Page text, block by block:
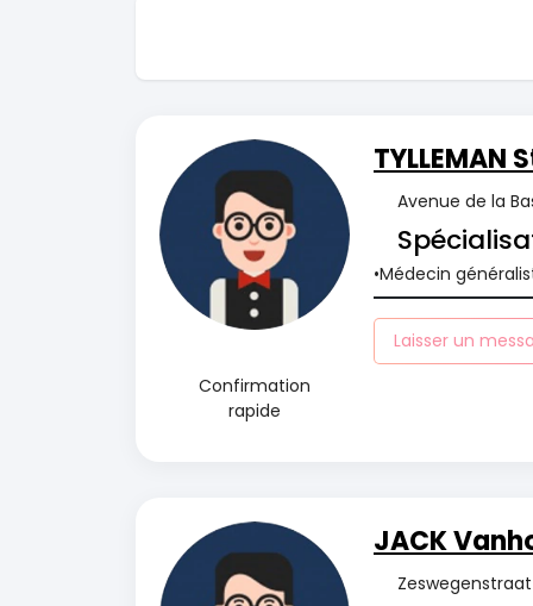
Confirmation
rapide
TYLLEMAN
Avenue de la
Médecin
Laisser un
JACK